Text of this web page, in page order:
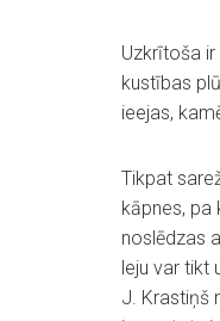
Uzkrītoša
kustības
ieejas,
Tikpat
kāpnes, pa
noslēdzas
leju var tikt
J. Krastiņš